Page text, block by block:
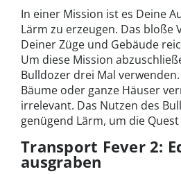
In einer Mission ist es Deine
Lärm zu erzeugen. Das bloße
Deiner Züge und Gebäude
Um diese Mission
Bulldozer drei Mal
Bäume oder ganze Häuser
irrelevant. Das Nutzen des
genügend Lärm, um die
Transport Fever 2:
ausgraben